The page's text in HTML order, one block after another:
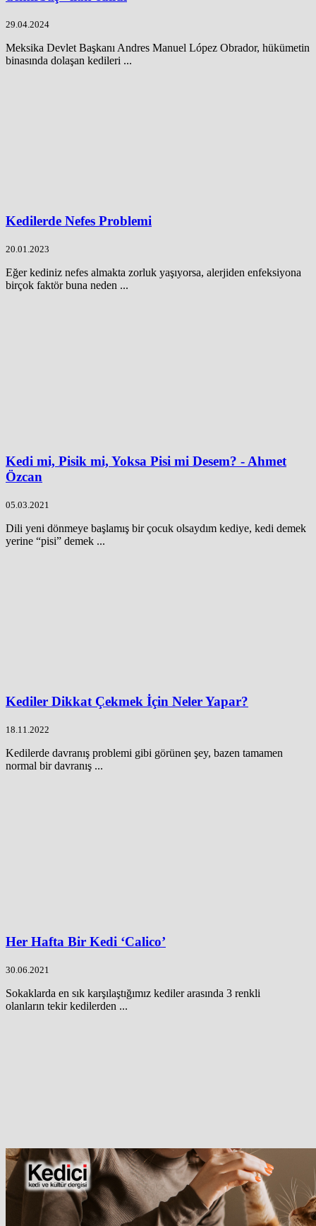
29.04.2024
Meksika Devlet Başkanı Andres Manuel López Obrador, hükümetin
binasında dolaşan kedileri ...
Kedilerde Nefes Problemi
20.01.2023
Eğer kediniz nefes almakta zorluk yaşıyorsa, alerjiden enfeksiyona
birçok faktör buna neden ...
Kedi mi, Pisik mi, Yoksa Pisi mi Desem? - Ahmet
Özcan
05.03.2021
Dili yeni dönmeye başlamış bir çocuk olsaydım kediye, kedi demek
yerine “pisi” demek ...
Kediler Dikkat Çekmek İçin Neler Yapar?
18.11.2022
Kedilerde davranış problemi gibi görünen şey, bazen tamamen
normal bir davranış ...
Her Hafta Bir Kedi ‘Calico’
30.06.2021
Sokaklarda en sık karşılaştığımız kediler arasında 3 renkli
olanların tekir kedilerden ...